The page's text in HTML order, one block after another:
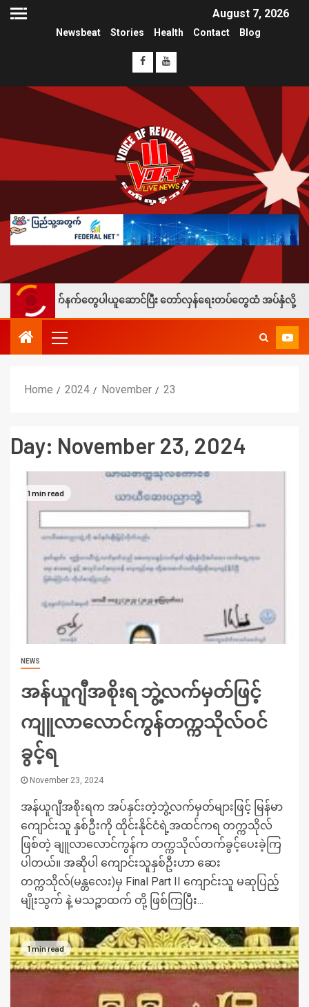
August 7, 2026
Newsbeat Stories Health Contact Blog
ပါယူဆောင်ပြီး တော်လှန်ရေးတပ်တွေထံ အပ်နှံလို့ သိန်းတစ်ရာချီးမြှင့်
Home 2024 November 23
Day: November 23, 2024
1 min read
NEWS
အန်ယူဂျီအစိုးရ ဘွဲ့လက်မှတ်ဖြင့်
ကျူလာလောင်ကွန်တက္ကသိုလ်ဝင်
ခွင့်ရ
November 23, 2024
အန်ယူဂျီအစိုးရက အပ်နှင်းတဲ့ဘွဲ့လက်မှတ်များဖြင့် မြန်မာ
ကျောင်းသူ နှစ်ဦးကို ထိုင်းနိုင်ငံရဲ့အထင်ကရ တက္ကသိုလ်
ဖြစ်တဲ့ ချူလာလောင်ကွန်က တက္ကသိုလ်တက်ခွင့်ပေးခဲ့ကြ
ပါတယ်။ အဆိုပါ ကျောင်းသူနှစ်ဦးဟာ ဆေး
တက္ကသိုလ်(မန္တလေး)မှ Final Part II ကျောင်းသူ မဆုပြည့်
မျိုးသွက် နဲ့ မသဉ္ဇာထက် တို့ ဖြစ်ကြပြီး...
1 min read